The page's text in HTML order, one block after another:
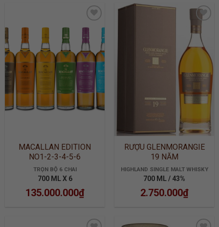
ADD TO
WISHLIST
MACALLAN EDITION
NO1-2-3-4-5-6
TRỌN BỘ 6 CHAI
700 ML X 6
135.000.000₫
ADD TO
WISHLIST
RƯỢU GLENMORANGIE
19 NĂM
HIGHLAND SINGLE MALT WHISKY
700 ML / 43%
2.750.000₫